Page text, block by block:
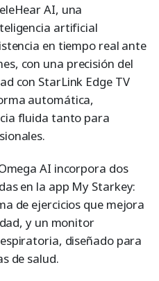
AI, una
artificial
en tiempo real ante
con una precisión del
con StarLink Edge TV
automática,
fluida tanto para
AI incorpora dos
en la app My Starkey:
de ejercicios que mejora
y un monitor
diseñado para
de salud.